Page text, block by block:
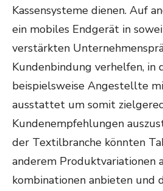
Kassensysteme dienen. Auf
ein mobiles Endgerät in
verstärkten
Kundenbindung verhelfen, in
beispielsweise Angestellte
ausstattet um somit
Kundenempfehlungen
der Textilbranche könnten
anderem Produktvariationen
kombinationen anbieten und